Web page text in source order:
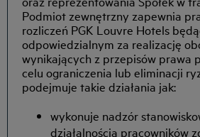
Podmiot zewnętrzny zapewnia
rozliczeń PGK Louvre Hotels
odpowiedzialnym za realizację
wynikających z przepisów prawa
celu ograniczenia lub eliminacji
podejmuje takie działania jak:
wykonuje nadzór
działalnością pracowników